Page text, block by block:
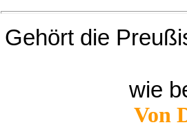
Gehört die
wie
Von